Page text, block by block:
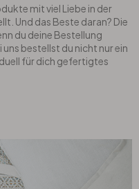
mit viel Liebe in der
Und das Beste daran? Die
du deine Bestellung
bestellst du nicht nur ein
für dich gefertigtes